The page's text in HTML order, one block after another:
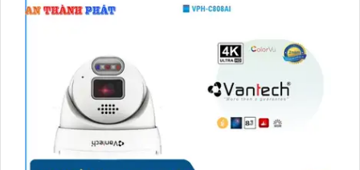
là sự lựa chọn hàng đầu cho hệ thống an ninh của